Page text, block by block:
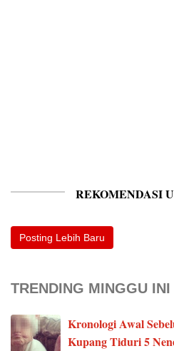
REKOMENDASI
Posting Lebih Baru
TRENDING MINGGU INI
Kronologi Awal
Kupang Tiduri 5